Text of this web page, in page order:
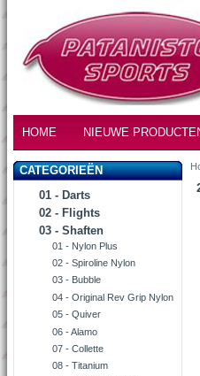
HOME NIEUWE
CATEGORIEËN
01 - Darts
02 - Flights
03 - Shaften
01 - Nylon Plus
02 - Spiroline Nylon
03 - Bubble
04 - Original Rev Grip Nylon
05 - Quiver
06 - Alamo
07 - Collette
08 - Titanium